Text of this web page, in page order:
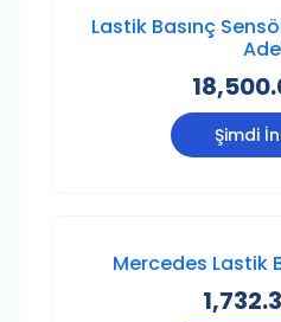
Lastik Basınç
Şimdi
Mercedes Lastik